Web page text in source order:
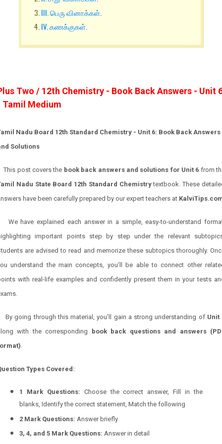
III. பெரு வினாக்கள்.
IV. கணக்குகள்.
Two / 12th Chemistry - Book Back Answers - Unit
Tamil Medium
Nadu Board 12th Standard Chemistry - Unit 6: Book Back Answers
Solutions
This post covers the book back answers and solutions for Unit 6 from
Nadu State Board 12th Standard Chemistrytextbook. These
have been carefully prepared by our expert teachers at
We have explained each answer in a simple, easy-to-understand
important points step by step under the relevant
are advised to read and memorize these subtopics thoroughly.
understand the main concepts, you’ll be able to connect other
with real-life examples and confidently present them in your tests
By going through this material, you’ll gain a strong understanding of Unit
with the corresponding
book back questions and answers
.
Types Covered:
1 Mark Questions: Choose the correct answer, Fill in the
blanks, Identify the correct statement, Match the following
2 Mark Questions: Answer briefly
3, 4, and 5 Mark Questions: Answer in detail